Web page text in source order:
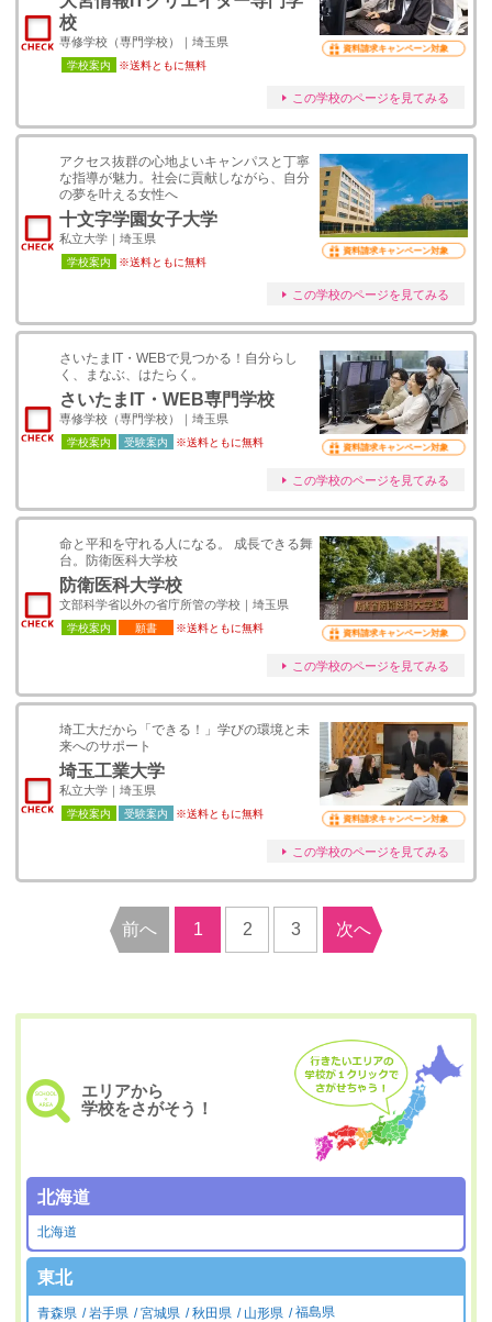
校
専修学校（専門学校）｜埼玉県
学校案内 ※送料ともに無料
資料請求キャンペーン対象
この学校のページを見てみる
アクセス抜群の心地よいキャンパスと丁寧
な指導が魅力。社会に貢献しながら、自分
の夢を叶える女性へ
十文字学園女子大学
私立大学｜埼玉県
学校案内 ※送料ともに無料
資料請求キャンペーン対象
この学校のページを見てみる
さいたまIT・WEBで見つかる！自分らし
く、まなぶ、はたらく。
さいたまIT・WEB専門学校
専修学校（専門学校）｜埼玉県
学校案内 受験案内 ※送料ともに無料 資料請求キャンペーン対象
この学校のページを見てみる
命と平和を守れる人になる。 成長できる舞
台。防衛医科大学校
防衛医科大学校
文部科学省以外の省庁所管の学校｜埼玉県
学校案内 願書 ※送料ともに無料 資料請求キャンペーン対象
この学校のページを見てみる
埼工大だから「できる！」学びの環境と未
来へのサポート
埼玉工業大学
私立大学｜埼玉県
学校案内 受験案内 ※送料ともに無料 資料請求キャンペーン対象
この学校のページを見てみる
前へ 1 2 3 次へ
エリアから
学校をさがそう！
北海道
北海道
東北
青森県 岩手県 宮城県 秋田県 山形県 福島県